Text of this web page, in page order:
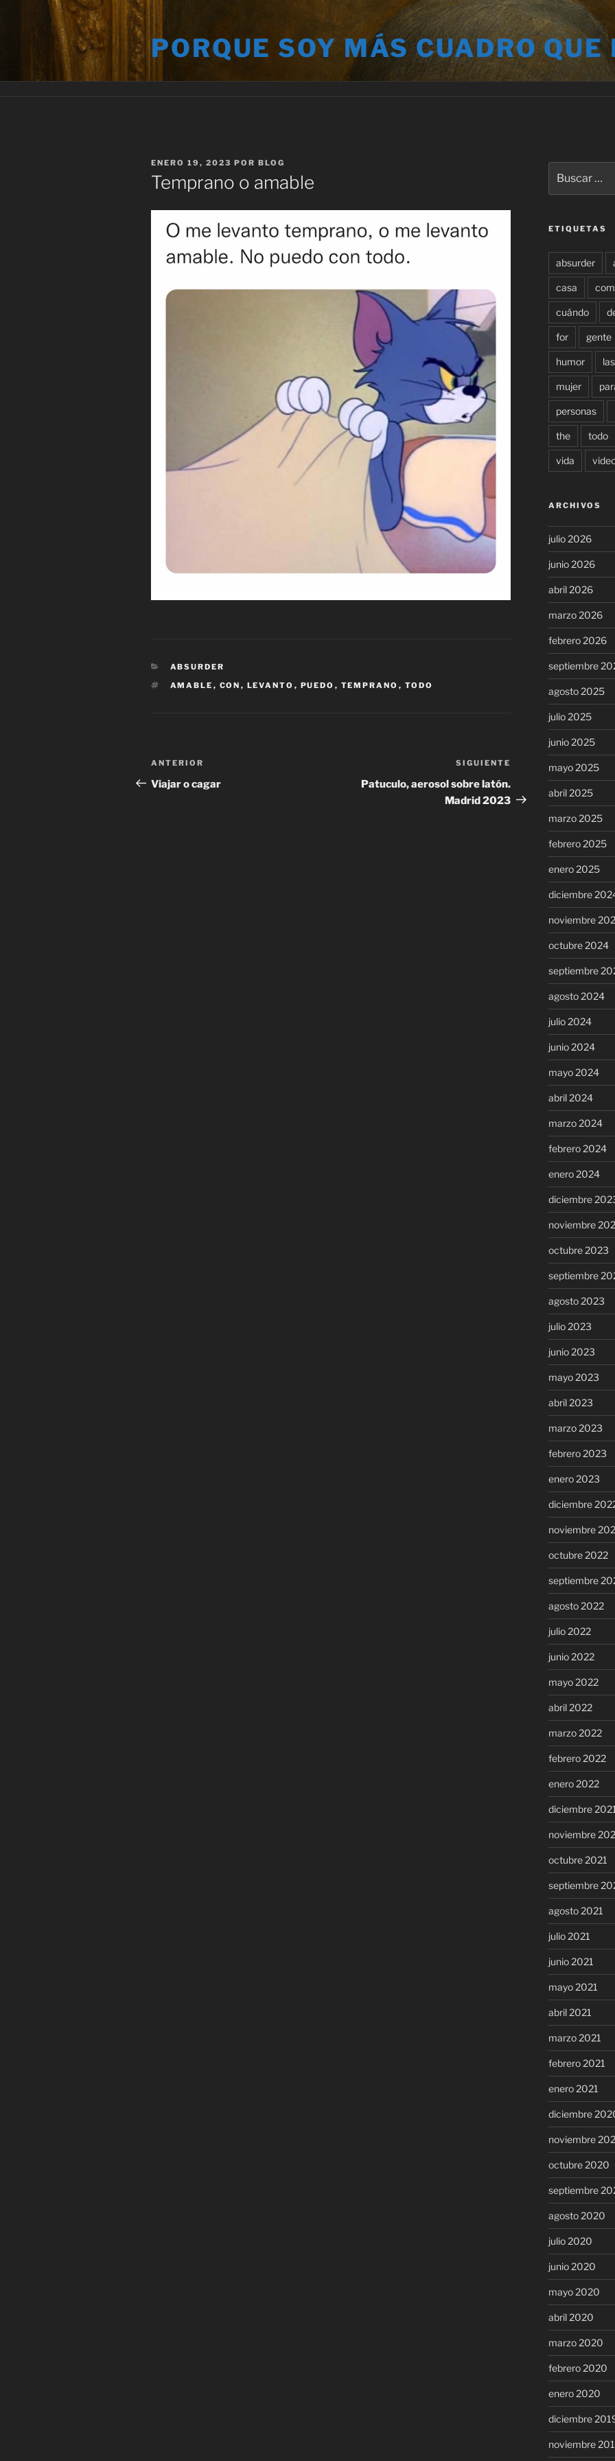
PORQUE SOY MÁS CUADRO QUE
PUBLICADO
EL
ENERO 19, 2023 POR BLOG
Temprano o amable
CATEGORÍAS
ABSURDER
ETIQUETAS
AMABLE , CON , LEVANTO , PUEDO , TEMPRANO , TODO
Navegación
de
Entrada
anterior:
ANTERIOR
Viajar o cagar
Siguiente
entrada
SIGUIENTE
Patuculo, aerosol sobre latón.
Madrid 2023
por:
ETIQUETAS
absurder
casa
cuándo
for gente
humor las
mujer
personas
the todo
vida
ARCHIVOS
julio 2026
junio 2026
abril 2026
marzo 2026
febrero 2026
septiembre
agosto 2025
julio 2025
junio 2025
mayo 2025
abril 2025
marzo 2025
febrero 2025
enero 2025
diciembre
noviembre
octubre 2024
septiembre
agosto 2024
julio 2024
junio 2024
mayo 2024
abril 2024
marzo 2024
febrero 2024
enero 2024
diciembre
noviembre
octubre 2023
septiembre
agosto 2023
julio 2023
junio 2023
mayo 2023
abril 2023
marzo 2023
febrero 2023
enero 2023
diciembre
noviembre
octubre 2022
septiembre
agosto 2022
julio 2022
junio 2022
mayo 2022
abril 2022
marzo 2022
febrero 2022
enero 2022
diciembre 2021
noviembre
octubre 2021
septiembre
agosto 2021
julio 2021
junio 2021
mayo 2021
abril 2021
marzo 2021
febrero 2021
enero 2021
diciembre
noviembre
octubre 2020
septiembre
agosto 2020
julio 2020
junio 2020
mayo 2020
abril 2020
marzo 2020
febrero 2020
enero 2020
diciembre
noviembre